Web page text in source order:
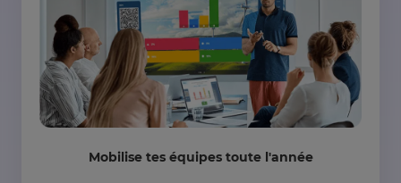
Mobilise tes équipes toute l'année